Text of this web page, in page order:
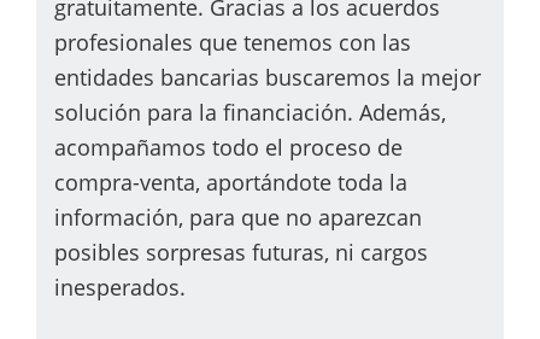
gratuitamente. Gracias a los acuerdos
profesionales que tenemos con las
entidades bancarias buscaremos la mejor
solución para la financiación. Además,
acompañamos todo el proceso de
compra-venta, aportándote toda la
información, para que no aparezcan
posibles sorpresas futuras, ni cargos
inesperados.